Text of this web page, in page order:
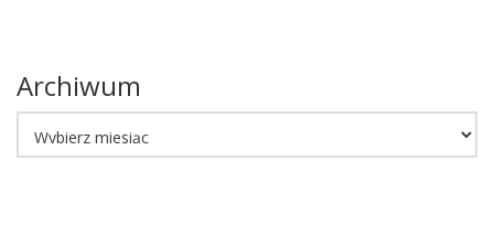
Archiwum